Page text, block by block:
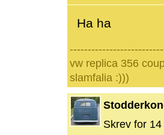
Ha ha
vw replica 356
slamfalia :)))
Skrev for